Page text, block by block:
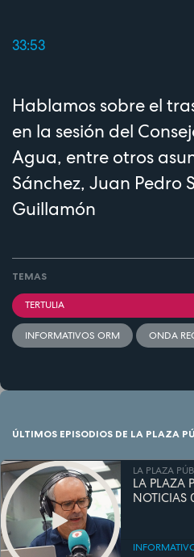
33:53
Hablamos sobre el
en la sesión del
Agua, entre otros
Sánchez, Juan Pedro
Guillamón
TEMAS
TERTULIA
INFORMATIVOS ORM ONDA
ÚLTIMOS EPISODIOS DE LA PLAZA
LA PLAZA
LA PLAZA